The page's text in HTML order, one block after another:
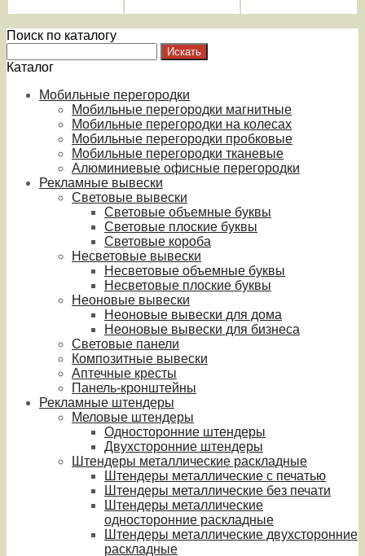
Поиск по каталогу
Каталог
Мобильные перегородки
Мобильные перегородки магнитные
Мобильные перегородки на колесах
Мобильные перегородки пробковые
Мобильные перегородки тканевые
Алюминиевые офисные перегородки
Рекламные вывески
Световые вывески
Световые объемные буквы
Световые плоские буквы
Световые короба
Несветовые вывески
Несветовые объемные буквы
Несветовые плоские буквы
Неоновые вывески
Неоновые вывески для дома
Неоновые вывески для бизнеса
Световые панели
Композитные вывески
Аптечные кресты
Панель-кронштейны
Рекламные штендеры
Меловые штендеры
Односторонние штендеры
Двухсторонние штендеры
Штендеры металлические раскладные
Штендеры металлические с печатью
Штендеры металлические без печати
Штендеры металлические
односторонние раскладные
Штендеры металлические двухсторонние
раскладные